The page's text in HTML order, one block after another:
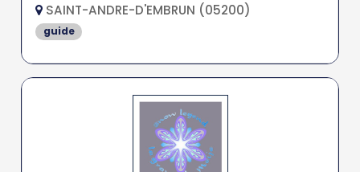
SAINT-ANDRE-D'EMBRUN (05200)
guide